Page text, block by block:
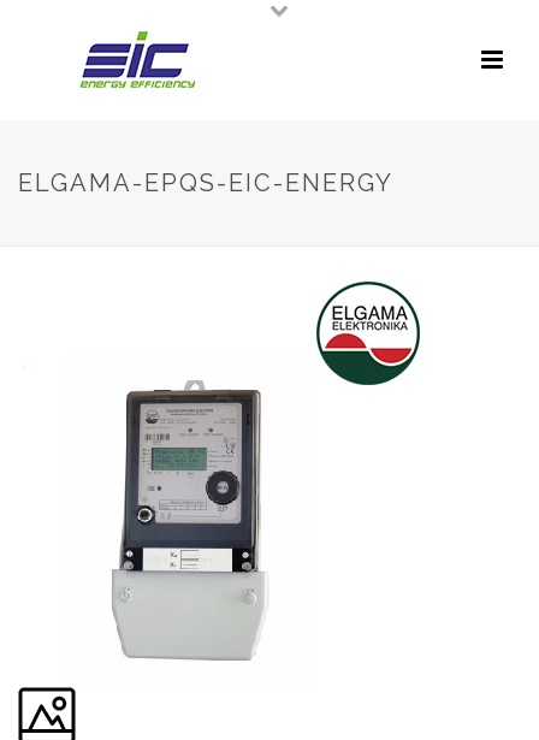
ELGAMA-EPQS-EIC-ENERGY